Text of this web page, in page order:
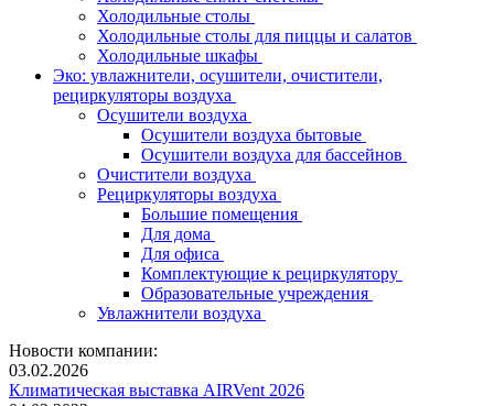
Холодильные столы
Холодильные столы для пиццы и салатов
Холодильные шкафы
Эко: увлажнители, осушители, очистители,
рециркуляторы воздуха
Осушители воздуха
Осушители воздуха бытовые
Осушители воздуха для бассейнов
Очистители воздуха
Рециркуляторы воздуха
Большие помещения
Для дома
Для офиса
Комплектующие к рециркулятору
Образовательные учреждения
Увлажнители воздуха
Новости компании:
03.02.2026
Климатическая выставка AIRVent 2026